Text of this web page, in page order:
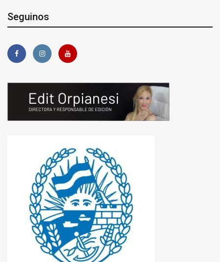
Seguinos